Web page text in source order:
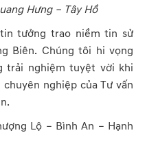
Hưng – Tây Hồ
tưởng trao niềm tin sử
Biên. Chúng tôi hi vọng
trải nghiệm tuyệt vời khi
nghiệp của Tư vấn
Lộ – Bình An – Hạnh